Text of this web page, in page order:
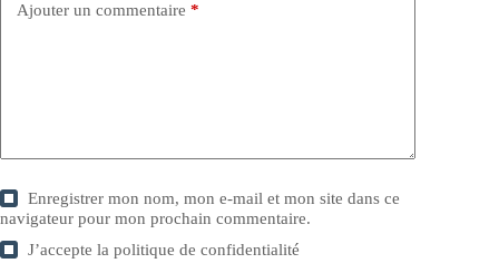
Ajouter un commentaire *
Enregistrer mon nom, mon e-mail et mon site dans ce
navigateur pour mon prochain commentaire.
J’accepte lapolitique de confidentialité